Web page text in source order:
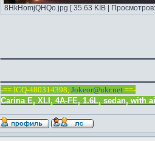
8HkHomjQHQo.jpg [ 35.63 KIB |
-== ICQ-480314398, Jokeor@ukr.net ==-
Carina E, XLI, 4A-FE, 1.6L, sedan, with